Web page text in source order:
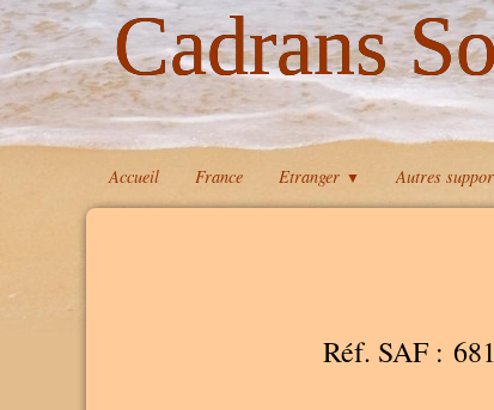
Cadrans
Accueil France Etranger ▼ Autres
Réf. SAF :